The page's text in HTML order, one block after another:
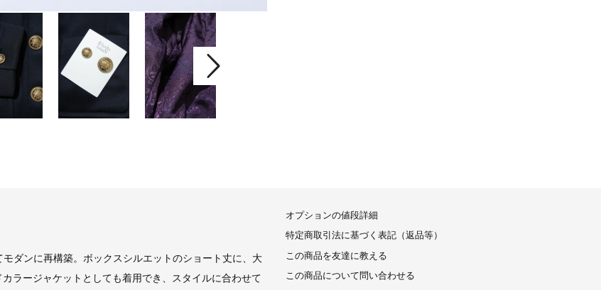
ダンに再構築。ボックスシルエットのショート丈に、大
ラージャケットとしても着用でき、スタイルに合わせて
オプションの値段詳細
特定商取引法に基づく表記（返品等）
この商品を友達に教える
この商品について問い合わせる